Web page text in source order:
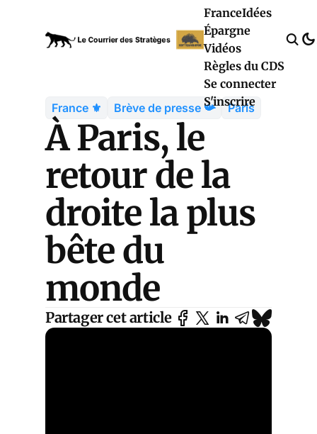
FranceIdées
Épargne
Vidéos
Règles du CDS
Se connecter
S'inscrire
France ⚜️ Brève de presse 📯 Paris
À Paris, le
retour de la
droite la plus
bête du
monde
Partager cet article